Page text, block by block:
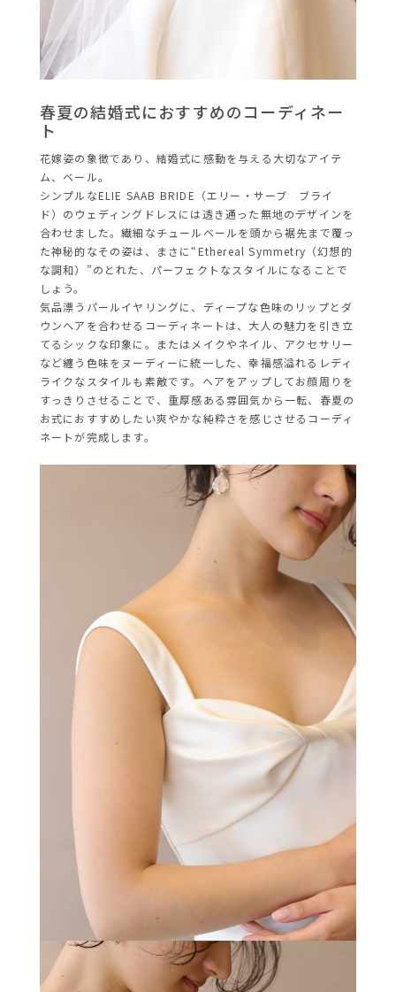
春夏の結婚式におすすめのコーディネー
ト
花嫁姿の象徴であり、結婚式に感動を与える大切なアイテ
ム、ベール。
シンプルなELIE SAAB BRIDE（エリー・サーブ ブライ
ド）のウェディングドレスには透き通った無地のデザインを
合わせました。繊細なチュールベールを頭から裾先まで覆っ
た神秘的なその姿は、まさに“Ethereal Symmetry（幻想的
な調和）”のとれた、パーフェクトなスタイルになることで
しょう。
気品漂うパールイヤリングに、ディープな色味のリップとダ
ウンヘアを合わせるコーディネートは、大人の魅力を引き立
てるシックな印象に。またはメイクやネイル、アクセサリー
など纏う色味をヌーディーに統一した、幸福感溢れるレディ
ライクなスタイルも素敵です。ヘアをアップしてお顔周りを
すっきりさせることで、重厚感ある雰囲気から一転、春夏の
お式におすすめしたい爽やかな純粋さを感じさせるコーディ
ネートが完成します。